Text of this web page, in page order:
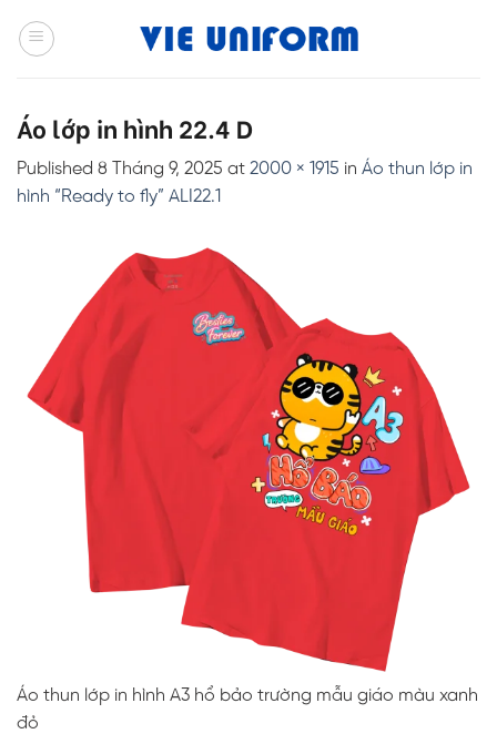
Áo lớp in hình 22.4 D
Published 8 Tháng 9, 2025 at 2000 × 1915 in Áo thun lớp in
hình “Ready to fly” ALI22.1
Áo thun lớp in hình A3 hổ bảo trường mẫu giáo màu xanh
đỏ